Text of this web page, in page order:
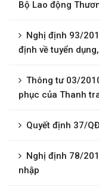
Bộ Lao động
Nghị định 93/
định về tuyển
Thông tư 03/
phục của Thanh
Quyết định 37/
Nghị định 78/
nhập